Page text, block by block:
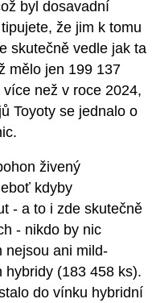
byl dosavadní
že jim k tomu
skutečně vedle jak ta
mělo jen 199 137
než v roce 2024,
Toyoty se jednalo o
živený
kdyby
- a to i zde skutečně
- nikdo by nic
nejsou ani mild-
hybridy (183 458 ks).
do vínku hybridní